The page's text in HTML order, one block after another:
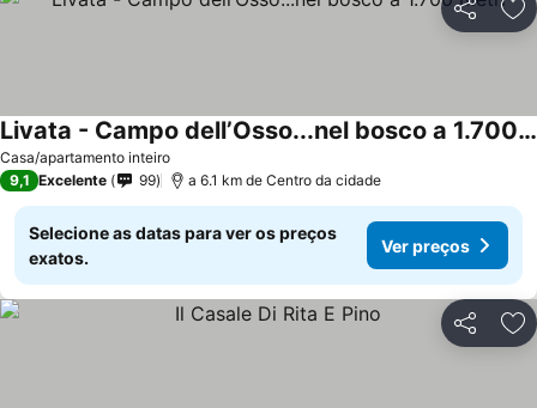
Partilhar
Casa/apartamento inteiro
Livata - Campo dell’Osso...nel bosco a 1.700 metri
9,1 Excelente 99 a 6.1 km de Centro da cidade
Selecione as datas para ver os preços
exatos.
Ver preços
Partilhar